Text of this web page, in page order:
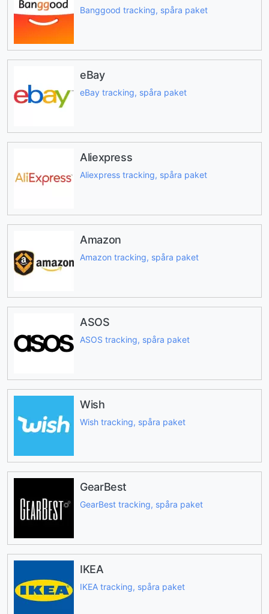
Banggood tracking, spåra paket
eBay
eBay tracking, spåra paket
Aliexpress
Aliexpress tracking, spåra paket
Amazon
Amazon tracking, spåra paket
ASOS
ASOS tracking, spåra paket
Wish
Wish tracking, spåra paket
GearBest
GearBest tracking, spåra paket
IKEA
IKEA tracking, spåra paket